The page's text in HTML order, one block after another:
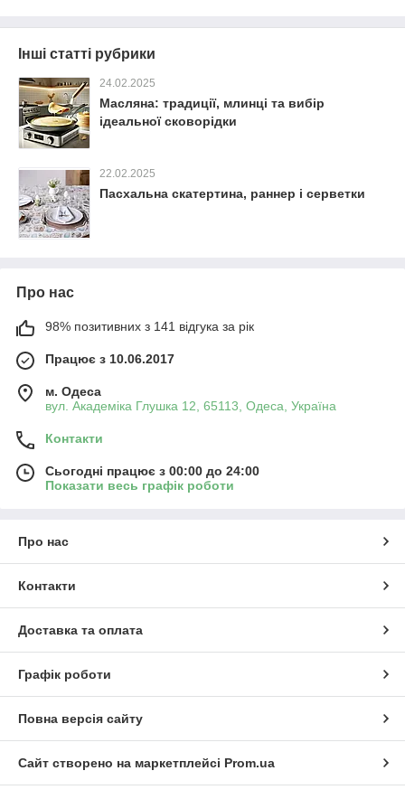
Інші статті рубрики
24.02.2025
Масляна: традиції, млинці та вибір
ідеальної сковорідки
22.02.2025
Пасхальна скатертина, раннер і серветки
Про нас
98% позитивних з 141 відгука за рік
Працює з 10.06.2017
м. Одеса
вул. Академіка Глушка 12, 65113, Одеса, Україна
Контакти
Сьогодні працює з 00:00 до 24:00
Показати весь графік роботи
Про нас
Контакти
Доставка та оплата
Графік роботи
Повна версія сайту
Сайт створено на маркетплейсі Prom.ua